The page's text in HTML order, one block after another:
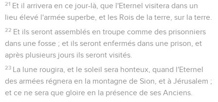
21 Et il arrivera en ce jour-là, que l'Eternel visitera dans un
lieu élevé l'armée superbe, et les Rois de la terre, sur la terre.
22 Et ils seront assemblés en troupe comme des prisonniers
dans une fosse ; et ils seront enfermés dans une prison, et
après plusieurs jours ils seront visités.
23 La lune rougira, et le soleil sera honteux, quand l'Eternel
des armées régnera en la montagne de Sion, et à Jérusalem ;
et ce ne sera que gloire en la présence de ses Anciens.